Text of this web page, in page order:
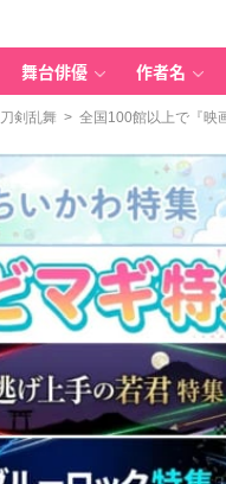
舞台俳優 作者名
刀剣乱舞 > 全国100館以上で『映